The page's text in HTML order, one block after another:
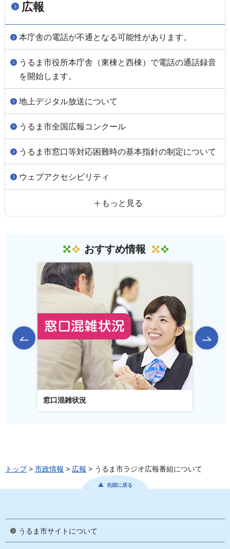
広報
本庁舎の電話が不通となる可能性があります。
うるま市役所本庁舎（東棟と西棟）で電話の通話録音
を開始します。
地上デジタル放送について
うるま市全国広報コンクール
うるま市窓口等対応困難時の基本指針の制定について
ウェブアクセシビリティ
もっと見る
おすすめ情報
前のスライドを表示
窓口混雑状況
トップ> 市政情報 > 広報 > うるま市ラジオ広報番組について
先頭に戻る
うるま市サイトについて